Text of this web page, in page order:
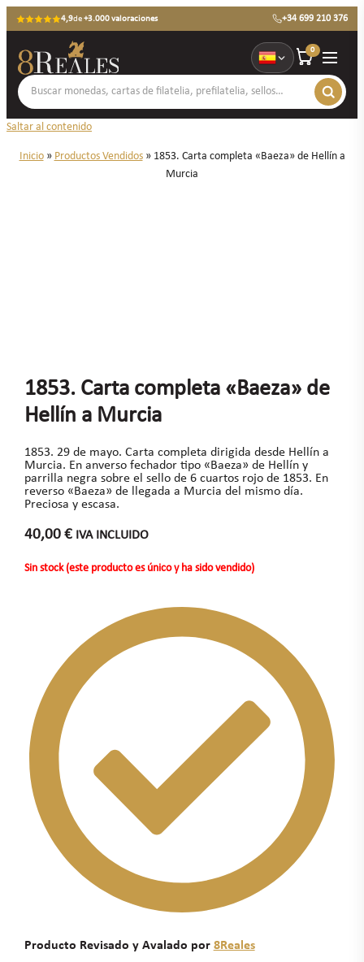
4,9de+3.000 valoraciones +34 699 210 376
0
Saltar al contenido
Inicio» Productos Vendidos» 1853. Carta completa «Baeza» de Hellín a
Murcia
1853. Carta completa «Baeza» de
Hellín a Murcia
1853. 29 de mayo. Carta completa dirigida desde Hellín a
Murcia. En anverso fechador tipo «Baeza» de Hellín y
parrilla negra sobre el sello de 6 cuartos rojo de 1853. En
reverso «Baeza» de llegada a Murcia del mismo día.
Preciosa y escasa.
40,00 € IVA INCLUIDO
Sin stock (este producto es único y ha sido vendido)
Producto Revisado y Avalado por 8Reales